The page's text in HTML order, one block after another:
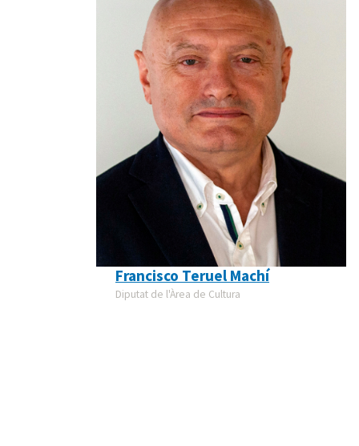
Francisco Teruel Machí
Diputat de l'Àrea de Cultura